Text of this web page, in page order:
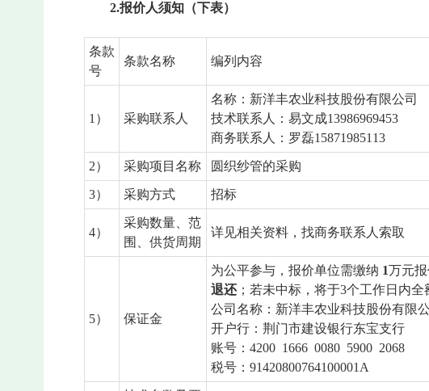
2.报价人须知（下表）
条款
号
条款名称 编列内容
1） 采购联系人
名称：新洋丰农业科技股份有限公司
技术联系人：易文成13986969453
商务联系人：罗磊15871985113
2） 采购项目名称 圆织纱管的采购
3） 采购方式 招标
4）
采购数量、范
围、供货周期
详见相关资料，找商务联系人索取
5） 保证金
为公平参与，报价单位需缴纳 1万元
退还；若未中标，将于3个工作日内
公司名称：新洋丰农业科技股份有限
开户行：荆门市建设银行东宝支行
账号：4200 1666 0080 5900 2068
税号：91420800764100001A